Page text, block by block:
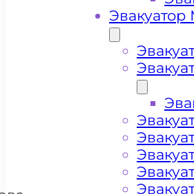
Цена от 4000
+ 100 РУБЛЕЙ
Эвакуатор